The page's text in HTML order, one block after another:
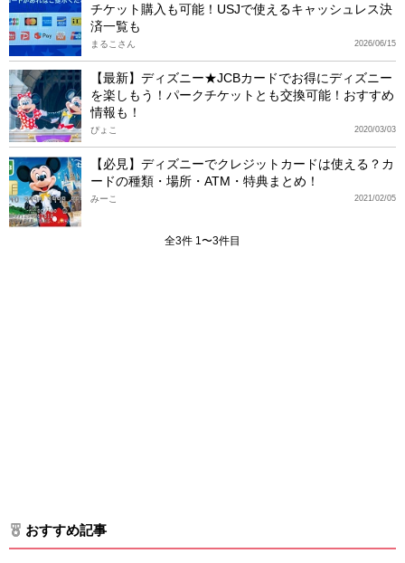
チケット購入も可能！USJで使えるキャッシュレス決
済一覧も
2026/06/15
まるこさん
【最新】ディズニー★JCBカードでお得にディズニー
を楽しもう！パークチケットとも交換可能！おすすめ
情報も！
2020/03/03
ぴょこ
【必見】ディズニーでクレジットカードは使える？カ
ードの種類・場所・ATM・特典まとめ！
2021/02/05
みーこ
全3件 1〜3件目
おすすめ記事